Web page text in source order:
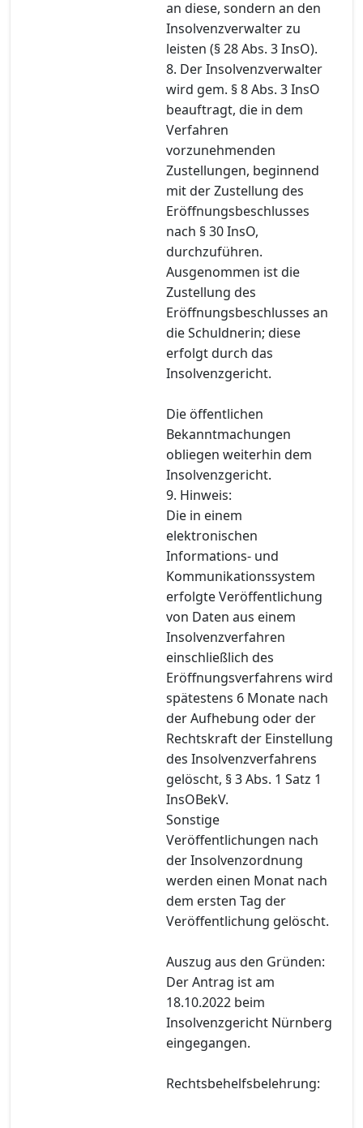
an diese, sondern an den
Insolvenzverwalter zu
leisten (§ 28 Abs. 3 InsO).
8. Der Insolvenzverwalter
wird gem. § 8 Abs. 3 InsO
beauftragt, die in dem
Verfahren
vorzunehmenden
Zustellungen, beginnend
mit der Zustellung des
Eröffnungsbeschlusses
nach § 30 InsO,
durchzuführen.
Ausgenommen ist die
Zustellung des
Eröffnungsbeschlusses an
die Schuldnerin; diese
erfolgt durch das
Insolvenzgericht.
Die öffentlichen
Bekanntmachungen
obliegen weiterhin dem
Insolvenzgericht.
9. Hinweis:
Die in einem
elektronischen
Informations- und
Kommunikationssystem
erfolgte Veröffentlichung
von Daten aus einem
Insolvenzverfahren
einschließlich des
Eröffnungsverfahrens wird
spätestens 6 Monate nach
der Aufhebung oder der
Rechtskraft der Einstellung
des Insolvenzverfahrens
gelöscht, § 3 Abs. 1 Satz 1
InsOBekV.
Sonstige
Veröffentlichungen nach
der Insolvenzordnung
werden einen Monat nach
dem ersten Tag der
Veröffentlichung gelöscht.
Auszug aus den Gründen:
Der Antrag ist am
18.10.2022 beim
Insolvenzgericht Nürnberg
eingegangen.
Rechtsbehelfsbelehrung: